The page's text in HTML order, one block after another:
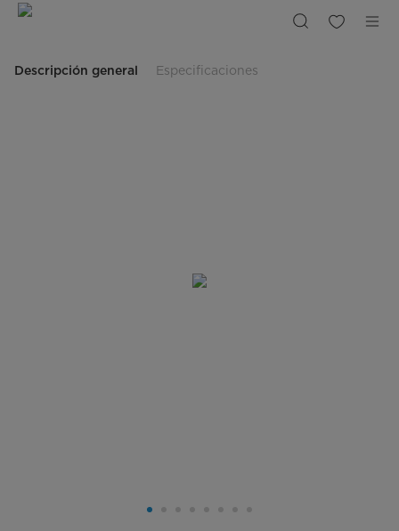
Refrigerador
Descripción general Especificaciones